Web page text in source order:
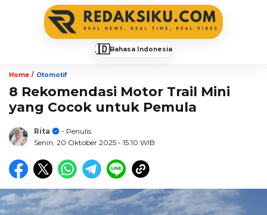
🇮🇩Bahasa Indonesia
Home / Otomotif
8 Rekomendasi Motor Trail Mini
yang Cocok untuk Pemula
Rita
- Penulis
Senin, 20 Oktober 2025 - 15:10 WIB